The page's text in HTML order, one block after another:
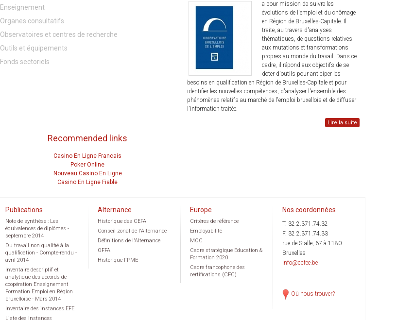
Enseignement
Organes consultatifs
Observatoires et centres de recherche
Outils et équipements
Fonds sectoriels
a pour mission de suivre les
évolutions de l'emploi et du chômage
en Région de Bruxelles-Capitale. Il
traite, au travers d'analyses
thématiques, de questions relatives
aux mutations et transformations
propres au monde du travail. Dans ce
cadre, il répond aux objectifs de se
doter d'outils pour anticiper les
besoins en qualification en Région de Bruxelles-Capitale et pour
identifier les nouvelles compétences, d'analyser l'ensemble des
phénomènes relatifs au marché de l'emploi bruxellois et de diffuser
l'information traitée.
Lire la suite
Recommended links
Casino En Ligne Francais
Poker Online
Nouveau Casino En Ligne
Casino En Ligne Fiable
Publications
Note de synthèse : Les
équivalences de diplômes -
septembre 2014
Du travail non qualifié à la
qualification - Compte-rendu -
avril 2014
Inventaire descriptif et
analytique des accords de
coopération Enseignement
Formation Emploi en Région
bruxelloise - Mars 2014
Inventaire des instances EFE
Liste des instances
Alternance
Historique des CEFA
Conseil zonal de l'Alternance
Définitions de l'Alternance
OFFA
Historique FPME
Europe
Critères de référence
Employabilité
MOC
Cadre stratégique Education &
Formation 2020
Cadre francophone des
certifications (CFC)
Nos coordonnées
T. 32 2.371.74.32
F. 32 2.371.74.33
rue de Stalle, 67 à 1180
Bruxelles
info@ccfee.be
Où nous trouver?